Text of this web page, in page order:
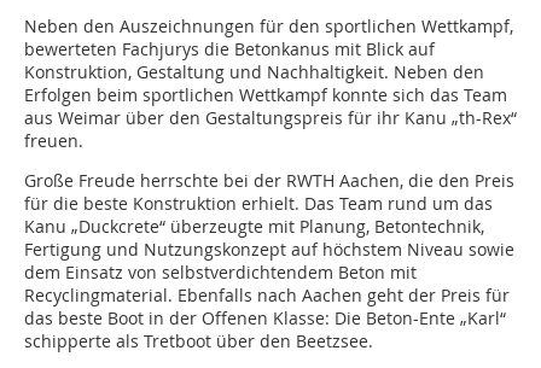
Neben den Auszeichnungen für den sportlichen Wettkampf,
bewerteten Fachjurys die Betonkanus mit Blick auf
Konstruktion, Gestaltung und Nachhaltigkeit. Neben den
Erfolgen beim sportlichen Wettkampf konnte sich das Team
aus Weimar über den Gestaltungspreis für ihr Kanu „th-Rex“
freuen.
Große Freude herrschte bei der RWTH Aachen, die den Preis
für die beste Konstruktion erhielt. Das Team rund um das
Kanu „Duckcrete“ überzeugte mit Planung, Betontechnik,
Fertigung und Nutzungskonzept auf höchstem Niveau sowie
dem Einsatz von selbstverdichtendem Beton mit
Recyclingmaterial. Ebenfalls nach Aachen geht der Preis für
das beste Boot in der Offenen Klasse: Die Beton-Ente „Karl“
schipperte als Tretboot über den Beetzsee.